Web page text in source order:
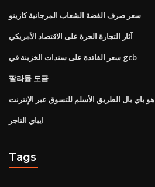
سعر صرف الفضة الشعاب المرجانية كازينو
آثار التجارة الحرة على الاقتصاد الأمريكي
سعر الفائدة على سندات الخزينة في gcb
팔라듐 도금
هو باي بال الطريق الأسلم للتسوق عبر الإنترنت
ايباي التاجر
Tags